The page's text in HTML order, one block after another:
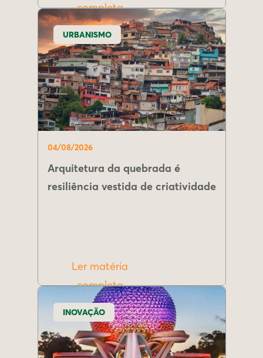
completa
URBANISMO
04/08/2026
Arquitetura da quebrada é
resiliência vestida de criatividade
Ler matéria
completa
INOVAÇÃO